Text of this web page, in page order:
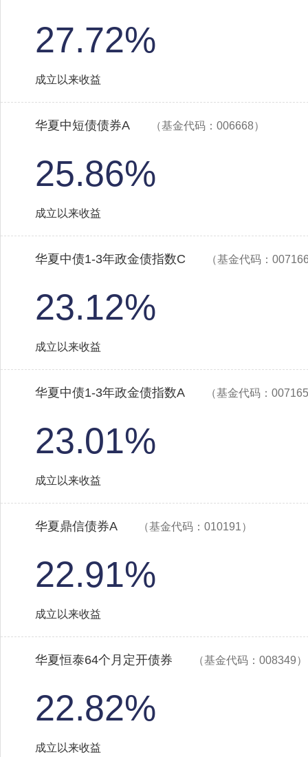
27.72%
成立以来收益
华夏中短债债券A （基金代码：006668）
25.86%
成立以来收益
华夏中债1-3年政金债指数C （基金代码：
23.12%
成立以来收益
华夏中债1-3年政金债指数A （基金代码：
23.01%
成立以来收益
华夏鼎信债券A （基金代码：010191）
22.91%
成立以来收益
华夏恒泰64个月定开债券 （基金代码：008349）
22.82%
成立以来收益